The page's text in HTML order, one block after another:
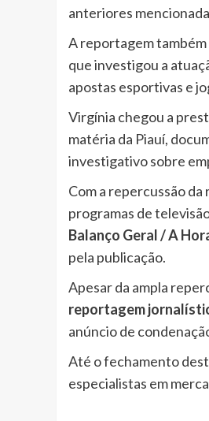
anteriores
A reportagem
que investigou a
apostas esportivas e
Virgínia chegou a
matéria da Piauí,
investigativo sobre
Com a repercussão
programas de
Balanço Geral / A
pela publicação.
Apesar da ampla
reportagem
anúncio de
Até o fechamento
especialistas em